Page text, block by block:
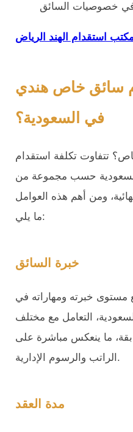
استقدام الهند الرياض
سائق خاص هندي
في السعودية؟
تتفاوت تكلفة استقدام
حسب مجموعة من
ومن أهم هذه العوامل
ما يلي:
خبرة السائق
مستوى خبرته ومهاراته في
التعامل مع مختلف
ما ينعكس مباشرة على
الراتب والرسوم الإدارية.
مدة العقد